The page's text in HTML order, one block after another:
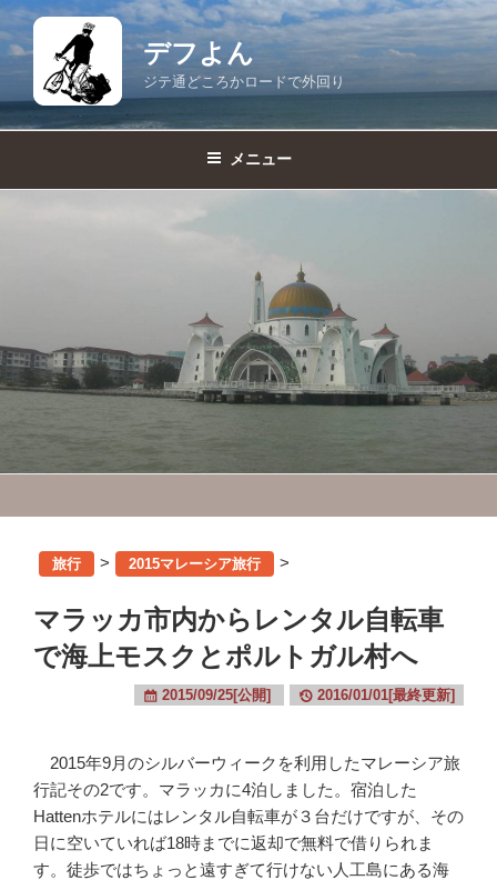
コ
ン
デフよん
ジテ通どころかロードで外回り
メニュー
旅行 > 2015マレーシア旅行 >
マラッカ市内からレンタル自転車
で海上モスクとポルトガル村へ
2015/09/25[公開] 2016/01/01[最終更新]
2015年9月のシルバーウィークを利用したマレーシア旅
行記その2です。マラッカに4泊しました。宿泊した
Hattenホテルにはレンタル自転車が３台だけですが、その
日に空いていれば18時までに返却で無料で借りられま
す。徒歩ではちょっと遠すぎて行けない人工島にある海